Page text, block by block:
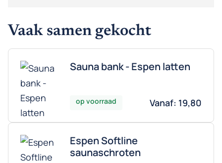
Vaak samen gekocht
Sauna bank - Espen latten
op voorraad Vanaf: 19,80
Espen Softline
saunaschroten